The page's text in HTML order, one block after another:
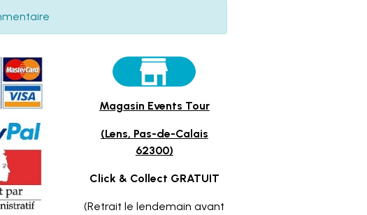
Magasin Events Tour
(Lens, Pas-de-Calais
62300)
Click & Collect GRATUIT
(Retrait le lendemain avant